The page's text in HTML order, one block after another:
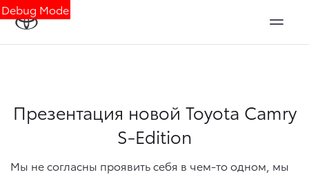
Debug Mode
Презентация новой Toyota Camry
S-Edition
Мы не согласны проявить себя в чем-то одном, мы